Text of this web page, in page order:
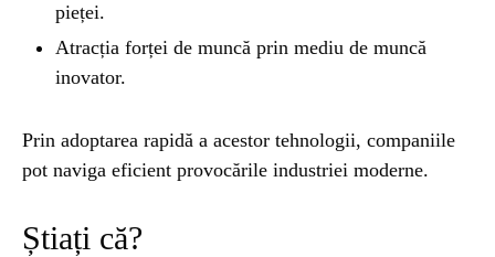
pieței.
Atracția forței de muncă prin mediu de muncă
inovator.
Prin adoptarea rapidă a acestor tehnologii, companiile
pot naviga eficient provocările industriei moderne.
Știați că?